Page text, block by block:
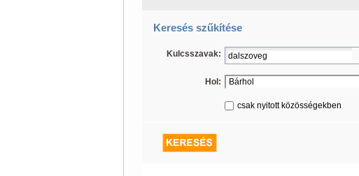
Keresés szűkítése
Kulcsszavak:
Hol:
csak nyitott közösségekben